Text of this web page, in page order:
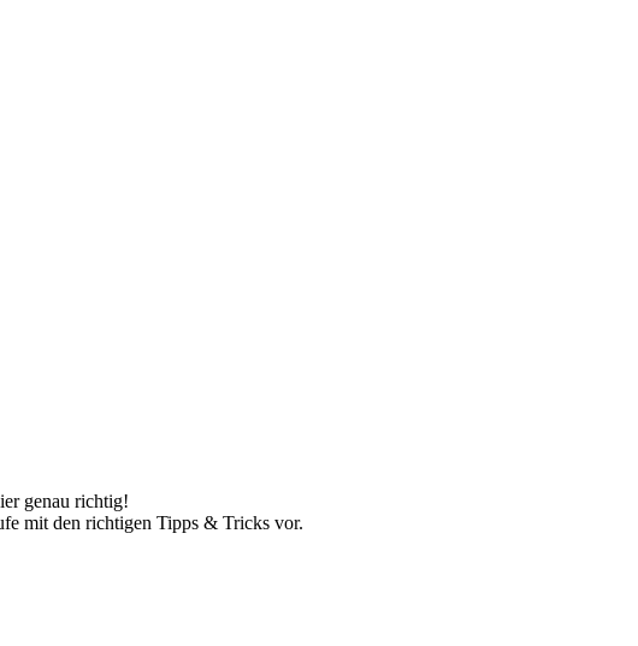
genau richtig!
mit den richtigen Tipps & Tricks vor.